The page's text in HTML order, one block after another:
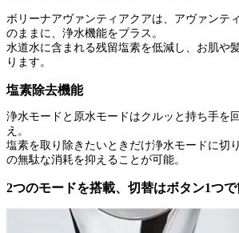
ボリーナアヴァンティアクアは、アヴァンテ
のままに、浄水機能をプラス。
水道水に含まれる残留塩素を低減し、お肌や
ります。
塩素除去機能
浄水モードと原水モードはクルッと持ち手を
え。
塩素を取り除きたいときだけ浄水モードに切
の無駄な消耗を抑えることが可能。
2つのモードを搭載、切替はボタン1つで